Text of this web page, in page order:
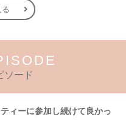
る
ソード
ィーに参加し続けて良かっ